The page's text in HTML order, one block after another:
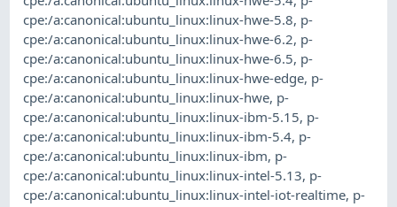
cpe:/a:canonical:ubuntu_linux:linux-hwe-5.8, p-
cpe:/a:canonical:ubuntu_linux:linux-hwe-6.2, p-
cpe:/a:canonical:ubuntu_linux:linux-hwe-6.5, p-
cpe:/a:canonical:ubuntu_linux:linux-hwe-edge, p-
cpe:/a:canonical:ubuntu_linux:linux-hwe, p-
cpe:/a:canonical:ubuntu_linux:linux-ibm-5.15, p-
cpe:/a:canonical:ubuntu_linux:linux-ibm-5.4, p-
cpe:/a:canonical:ubuntu_linux:linux-ibm, p-
cpe:/a:canonical:ubuntu_linux:linux-intel-5.13, p-
cpe:/a:canonical:ubuntu_linux:linux-intel-iot-realtime, p-